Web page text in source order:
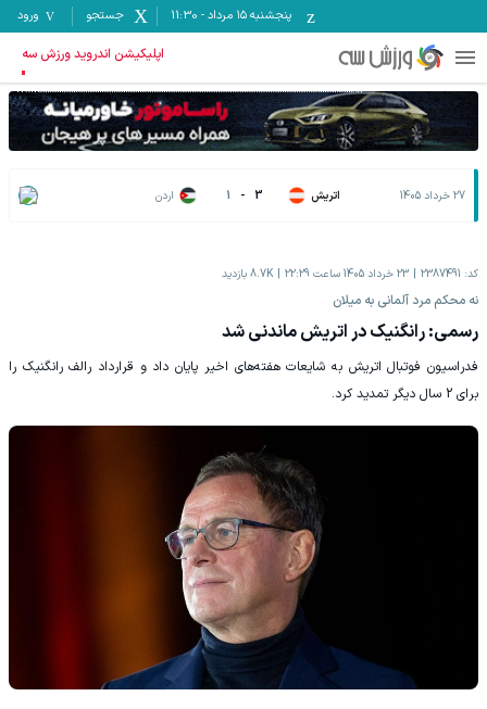
پنجشنبه ۱۵ مرداد -
11:30 جستجو ورود
اپلیکیشن اندروید ورزش سه
27 خرداد 1405 اتریش 3
-
1 اردن
کد: 2387491 23 خرداد 1405 ساعت 22:29 8.7K بازدید
نه‌ محکم مرد آلمانی به میلان
رسمی: رانگنیک در اتریش ماندنی شد
فدراسیون فوتبال اتریش به شایعات هفته‌های اخیر پایان داد و قرارداد رالف رانگنیک را
برای 2 سال دیگر تمدید کرد.